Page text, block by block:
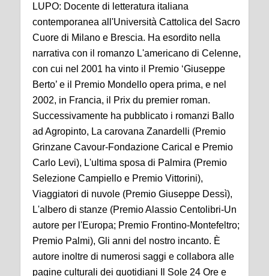
LUPO: Docente di letteratura italiana
contemporanea all'Università Cattolica del Sacro
Cuore di Milano e Brescia. Ha esordito nella
narrativa con il romanzo L'americano di Celenne,
con cui nel 2001 ha vinto il Premio ‘Giuseppe
Berto’ e il Premio Mondello opera prima, e nel
2002, in Francia, il Prix du premier roman.
Successivamente ha pubblicato i romanzi Ballo
ad Agropinto, La carovana Zanardelli (Premio
Grinzane Cavour-Fondazione Carical e Premio
Carlo Levi), L'ultima sposa di Palmira (Premio
Selezione Campiello e Premio Vittorini),
Viaggiatori di nuvole (Premio Giuseppe Dessì),
L'albero di stanze (Premio Alassio Centolibri-Un
autore per l'Europa; Premio Frontino-Montefeltro;
Premio Palmi), Gli anni del nostro incanto. È
autore inoltre di numerosi saggi e collabora alle
pagine culturali dei quotidiani Il Sole 24 Ore e